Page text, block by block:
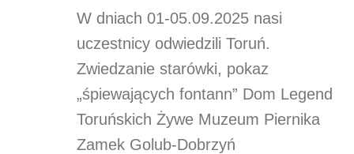
W dniach 01-05.09.2025 nasi
uczestnicy odwiedzili Toruń.
Zwiedzanie starówki, pokaz
„śpiewających fontann” Dom Legend
Toruńskich Żywe Muzeum Piernika
Zamek Golub-Dobrzyń